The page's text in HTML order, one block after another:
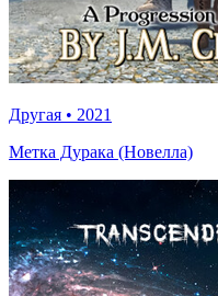
Другая • 2021
Метка Дурака (Новелла)